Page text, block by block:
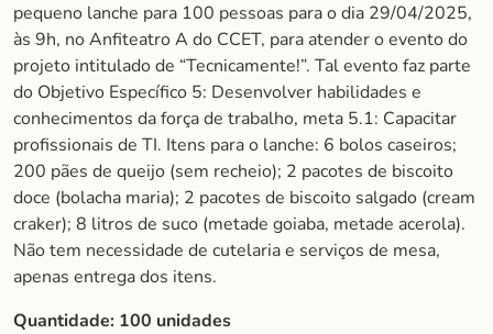
pequeno lanche para 100 pessoas para o dia 29/04/2025,
às 9h, no Anfiteatro A do CCET, para atender o evento do
projeto intitulado de “Tecnicamente!”. Tal evento faz parte
do Objetivo Específico 5: Desenvolver habilidades e
conhecimentos da força de trabalho, meta 5.1: Capacitar
profissionais de TI. Itens para o lanche: 6 bolos caseiros;
200 pães de queijo (sem recheio); 2 pacotes de biscoito
doce (bolacha maria); 2 pacotes de biscoito salgado (cream
craker); 8 litros de suco (metade goiaba, metade acerola).
Não tem necessidade de cutelaria e serviços de mesa,
apenas entrega dos itens.
Quantidade: 100 unidades